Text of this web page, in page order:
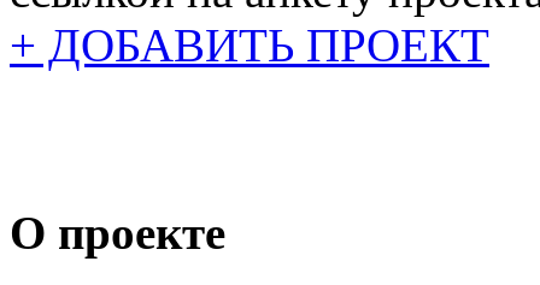
+ ДОБАВИТЬ ПРОЕКТ
О проекте